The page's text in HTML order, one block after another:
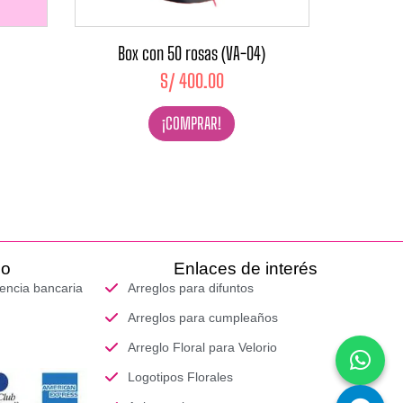
Box con 50 rosas (VA-04)
S/400.00
¡COMPRAR!
bancaria
Enlaces de interés
Arreglos para difuntos
Arreglos para cumpleaños
Arreglo Floral para Velorio
Logotipos Florales